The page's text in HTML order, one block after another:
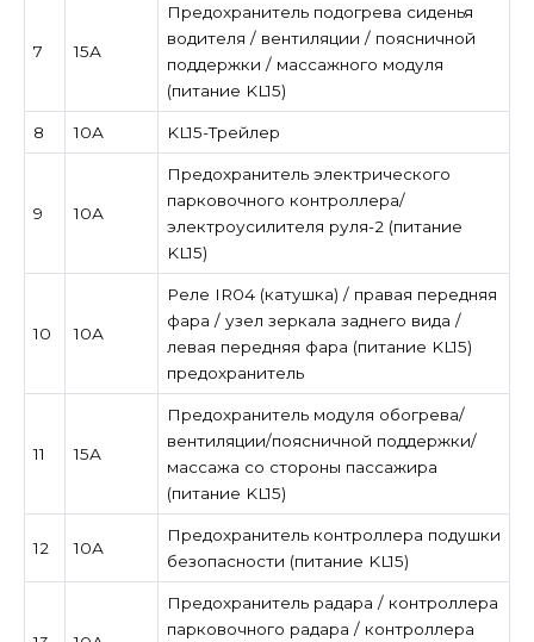
7 15А
Предохранитель подогрева сиденья
водителя / вентиляции / поясничной
поддержки / массажного модуля
(питание KL15)
8 10А KL15-Трейлер
9 10А
Предохранитель электрического
парковочного контроллера/
электроусилителя руля-2 (питание
KL15)
10 10А
Реле IR04 (катушка) / правая передняя
фара / узел зеркала заднего вида /
левая передняя фара (питание KL15)
предохранитель
11 15А
Предохранитель модуля обогрева/
вентиляции/поясничной поддержки/
массажа со стороны пассажира
(питание KL15)
12 10А
Предохранитель контроллера подушки
безопасности (питание KL15)
Предохранитель радара / контроллера
парковочного радара / контроллера